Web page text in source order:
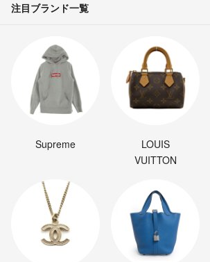
注目ブランド一覧
Supreme
LOUIS
VUITTON